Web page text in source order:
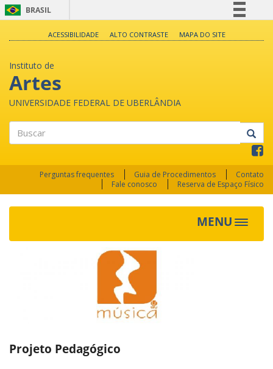
BRASIL
Legislação
Canais
ACESSIBILIDADE ALTO CONTRASTE MAPA DO SITE
Instituto de
Artes
UNIVERSIDADE FEDERAL DE UBERLÂNDIA
Perguntas frequentes Guia de Procedimentos
Contato
Fale conosco
Reserva de Espaço Físico
MENU
Toggle
Projeto Pedagógico